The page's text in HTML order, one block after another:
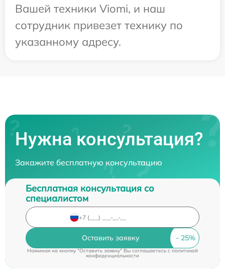
Вашей техники Viomi, и наш
сотрудник привезет технику по
указанному адресу.
Нужна консультация?
Закажите бесплатную консультацию
Бесплатная консультация со
специалистом
Оставить заявку
Нажимая на кнопку "Оставить заявку" Вы соглашаетесь c политикой
конфиденциальности